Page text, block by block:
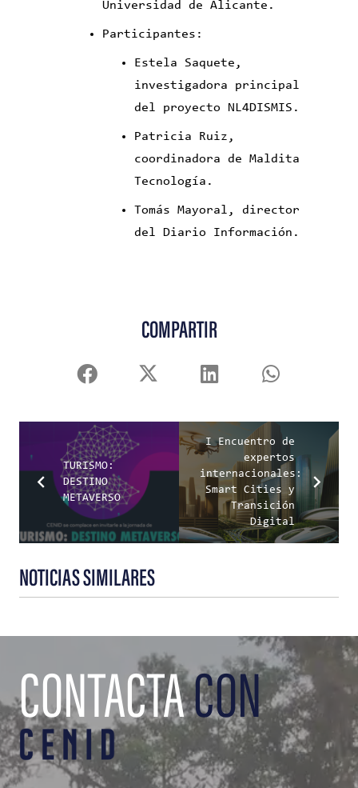
Universidad de Alicante.
Participantes:
Estela Saquete,
investigadora principal
del proyecto NL4DISMIS.
Patricia Ruiz,
coordinadora de Maldita
Tecnología.
Tomás Mayoral, director
del Diario Información.
COMPARTIR
TURISMO:
DESTINO
METAVERSO
I Encuentro de
expertos
internacionales:
Smart Cities y
Transición
Digital
NOTICIAS SIMILARES
CONTACTACON